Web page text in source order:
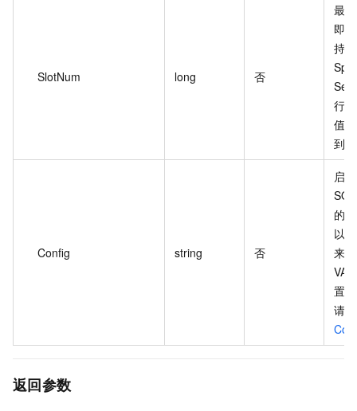
SlotNum long 否
最
即
持
行
值
到
Config string 否
启
的
以
来
置
请
返回参数